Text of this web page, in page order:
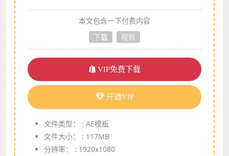
本文包含一下付费内容
下载
视频
VIP免费下载
开通VIP
文件类型： : AE模板
文件大小： : 117MB
分辨率： : 1920x1080